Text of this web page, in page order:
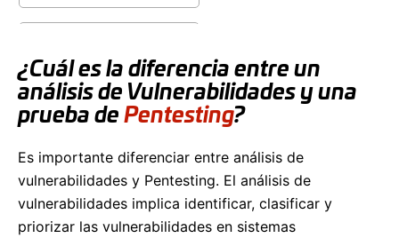
¿Cuál es la diferencia entre un
análisis de Vulnerabilidades y una
prueba de Pentesting?
Es importante diferenciar entre análisis de
vulnerabilidades y Pentesting. El análisis de
vulnerabilidades implica identificar, clasificar y
priorizar las vulnerabilidades en sistemas